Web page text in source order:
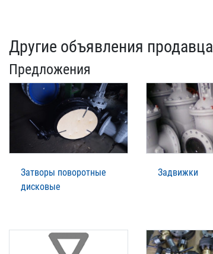
Другие объявления продавца
Предложения
Затворы поворотные
дисковые
Задвижки